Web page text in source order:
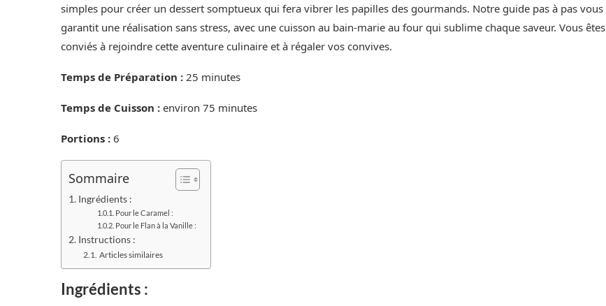
simples pour créer un dessert somptueux qui fera vibrer les papilles des gourmands. Notre guide pas à pas vous
garantit une réalisation sans stress, avec une cuisson au bain-marie au four qui sublime chaque saveur. Vous êtes
conviés à rejoindre cette aventure culinaire et à régaler vos convives.
Temps de Préparation : 25 minutes
Temps de Cuisson : environ 75 minutes
Portions : 6
Sommaire
Ingrédients :
Pour le Caramel :
Pour le Flan à la Vanille :
Instructions :
Articles similaires
Ingrédients :